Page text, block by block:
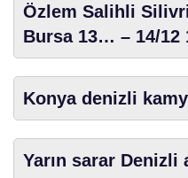
Özlem Salihli
Bursa 13… – 14/12
Konya denizli
Yarın sarar Denizli